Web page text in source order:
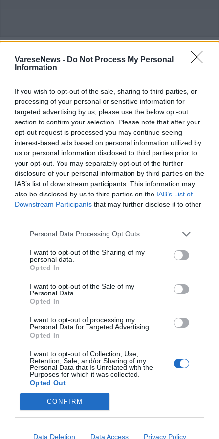
VareseNews - Do Not Process My Personal
Information
If you wish to opt-out of the sale, sharing to third parties, or
processing of your personal or sensitive information for
targeted advertising by us, please use the below opt-out
section to confirm your selection. Please note that after your
opt-out request is processed you may continue seeing
interest-based ads based on personal information utilized by
us or personal information disclosed to third parties prior to
your opt-out. You may separately opt-out of the further
disclosure of your personal information by third parties on the
IAB’s list of downstream participants. This information may
also be disclosed by us to third parties on the IAB’s List of
Downstream Participants that may further disclose it to other
Personal Data Processing Opt Outs
I want to opt-out of the Sharing of my
personal data.
Opted In
I want to opt-out of the Sale of my
Personal Data.
Opted In
I want to opt-out of processing my
Personal Data for Targeted Advertising.
Opted In
I want to opt-out of Collection, Use,
Retention, Sale, and/or Sharing of my
Personal Data that Is Unrelated with the
Purposes for which it was collected.
Opted Out
CONFIRM
Data Deletion Data Access Privacy Policy
Commenti
Accedio
L'email è richiesta ma non verrà mostrata ai visitatori. Il contenuto di questo
commento esprime il pensiero dell'autore e non rappresenta la linea editoriale
di VareseNews.it, che rimane autonoma e indipendente. I messaggi inclusi nei
commenti non sono testi giornalistici, ma post inviati dai singoli lettori che
possono essere automaticamente pubblicati senza filtro preventivo. I commenti
che includano uno o più link a siti esterni verranno rimossi in automatico dal
sistema.
ADV
ALTRE NOTIZIE DI GALLARATE